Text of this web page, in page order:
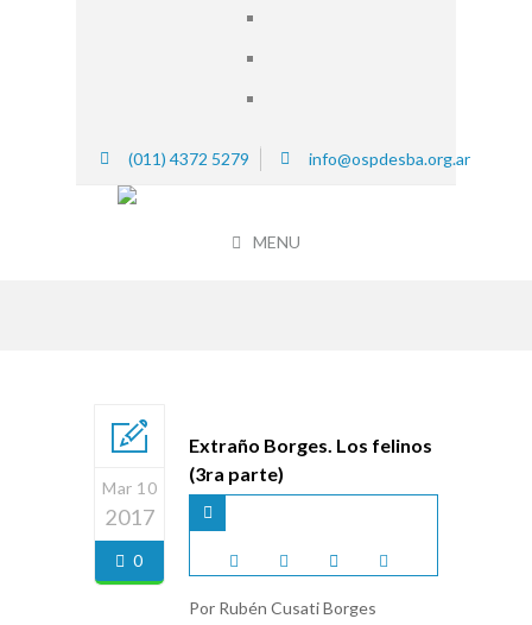
(011) 4372 5279 info@ospdesba.org.ar
MENU
Mar 10
2017
0
Extraño Borges. Los felinos
(3ra parte)
Por Rubén Cusati Borges